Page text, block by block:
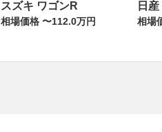
スズキ ワゴンR
相場価格 〜112.0万円
日
相場